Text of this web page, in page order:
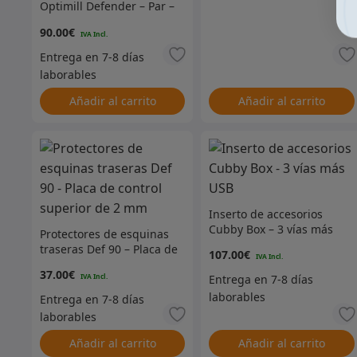
Optimill Defender – Par –
90.00€
Añadir al carrito Añadir al carrito
Protectores de esquinas
traseras Def 90 – Placa de
37.00€
Añadir al carrito
Inserto de accesorios
Cubby Box – 3 vías más
107.00€
Añadir al carrito